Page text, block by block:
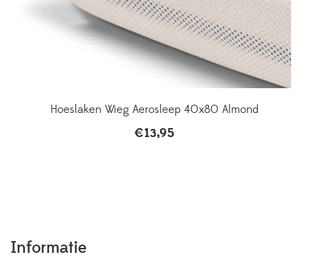
Hoeslaken Wieg Aerosleep 40x80 Almond
€13,95
Informatie